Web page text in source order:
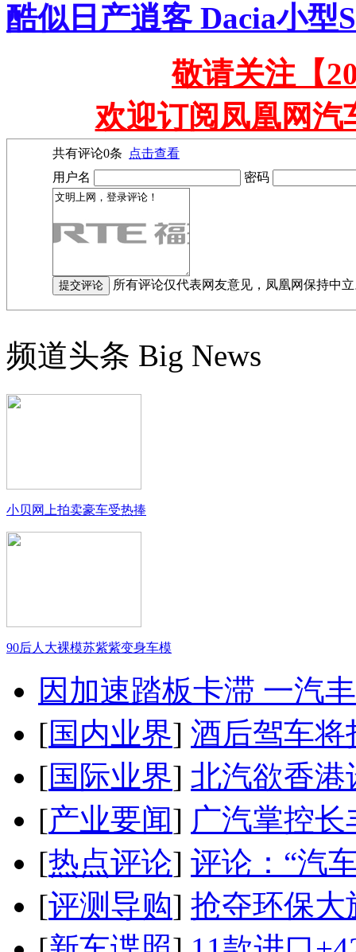
酷似日产逍客 Dacia小型
敬请关注【
欢迎订阅凤凰网汽
共有评论0条
点击查看
用户名
密码
所有评论仅代表网友意见，凤凰网保持中
频道头条 Big News
小贝网上拍卖豪车受热捧
90后人大裸模苏紫紫变身车模
因加速踏板卡滞 一汽
[国内业界] 酒后驾车将
[国际业界] 北汽欲香港
[产业要闻] 广汽掌控
[热点评论] 评论：“汽
[评测导购] 抢夺环保大